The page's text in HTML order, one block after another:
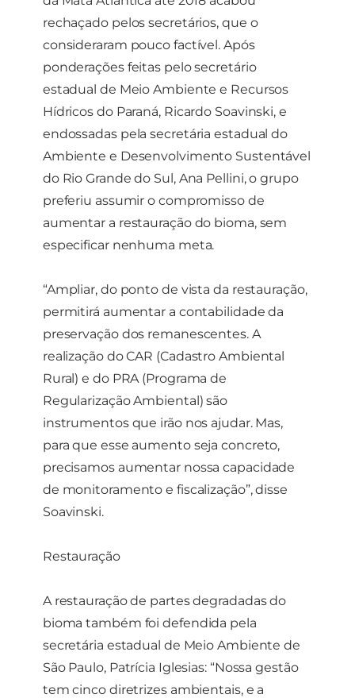
rechaçado pelos secretários, que o
consideraram pouco factível. Após
ponderações feitas pelo secretário
estadual de Meio Ambiente e Recursos
Hídricos do Paraná, Ricardo Soavinski, e
endossadas pela secretária estadual do
Ambiente e Desenvolvimento Sustentável
do Rio Grande do Sul, Ana Pellini, o grupo
preferiu assumir o compromisso de
aumentar a restauração do bioma, sem
especificar nenhuma meta.
“Ampliar, do ponto de vista da restauração,
permitirá aumentar a contabilidade da
preservação dos remanescentes. A
realização do CAR (Cadastro Ambiental
Rural) e do PRA (Programa de
Regularização Ambiental) são
instrumentos que irão nos ajudar. Mas,
para que esse aumento seja concreto,
precisamos aumentar nossa capacidade
de monitoramento e fiscalização”, disse
Soavinski.
Restauração
A restauração de partes degradadas do
bioma também foi defendida pela
secretária estadual de Meio Ambiente de
São Paulo, Patrícia Iglesias: “Nossa gestão
tem cinco diretrizes ambientais, e a